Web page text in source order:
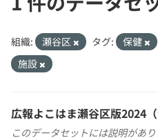
組織: 瀬谷区 タグ: 保健
施設
広報よこはま瀬谷区版2024
このデータセットには説明があ